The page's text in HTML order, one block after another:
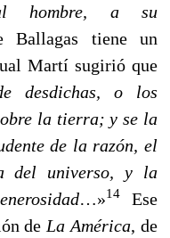
al hombre, a su
Ballagas tiene un
Martí sugirió que
desdichas, o los
la tierra; y se la
de la razón, el
del universo, y la
…»14
Ese
de La América, de